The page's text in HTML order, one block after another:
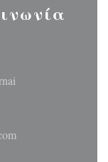
((ανοίγει σε νέο